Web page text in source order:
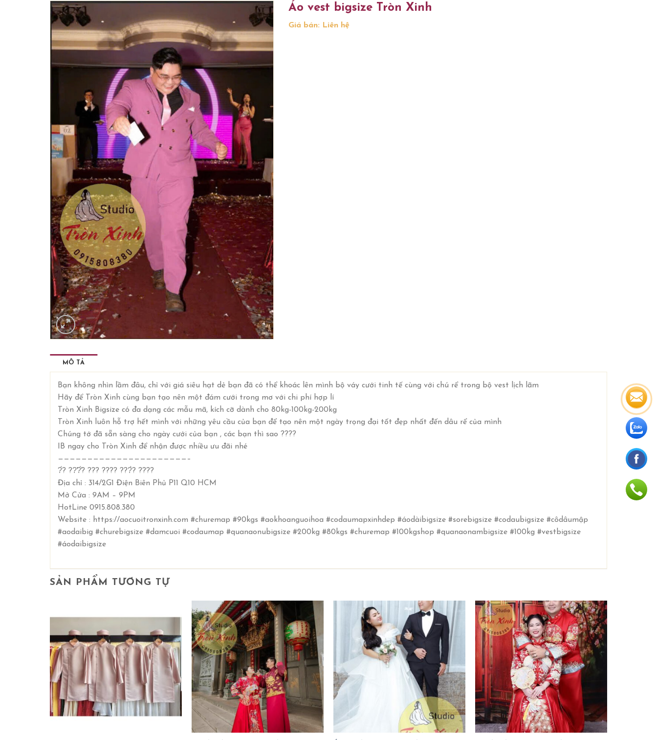
Áo vest bigsize Tròn Xinh
Giá bán: Liên hệ
MÔ TẢ
Bạn không nhìn lầm đâu, chỉ với giá siêu hạt dẻ bạn đã có thể khoác lên mình bộ váy cưới tinh tế cùng với chú rể trong bộ vest lịch lãm
Hãy để Tròn Xinh cùng bạn tạo nên một đám cưới trong mơ với chi phí hợp lí
Tròn Xinh Bigsize có đa dạng các mẫu mã, kích cỡ dành cho 80kg-100kg-200kg
Tròn Xinh luôn hỗ trợ hết mình với những yêu cầu của bạn để tạo nên một ngày trọng đại tốt đẹp nhất đến dâu rể của mình
Chúng tớ đã sẵn sàng cho ngày cưới của bạn , các bạn thì sao ????
IB ngay cho Tròn Xinh để nhận được nhiều ưu đãi nhé
——————————————————————–
?́? ??̛?̛́? ??? ???? ???̀? ????
Địa chỉ : 314/2G1 Điện Biên Phủ P11 Q10 HCM
Mở Cửa : 9AM – 9PM
HotLine 0915.808.380
Website : https://aocuoitronxinh.com #churemap #90kgs #aokhoanguoihoa #codaumapxinhdep #áodàibigsize #sorebigsize #codaubigsize #côdâumập
#aodaibig #churebigsize #damcuoi #codaumap #quanaonubigsize #200kg #80kgs #churemap #100kgshop #quanaonambigsize #100kg #vestbigsize
#áodaibigsize
SẢN PHẨM TƯƠNG TỰ